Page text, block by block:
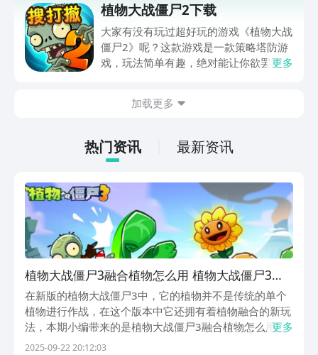
都有独特的能力和技能，你需要巧妙地运
用它们来保卫你的家园。《植物大战僵尸
1》不仅有刺激的关卡挑战，还有趣味十
足的迷你游戏等待着你的探索。而且，这
个经典的游戏，不妨点击文章中的下载链
1》的精彩。赶快行动起来吧，让我们一
起拯救这个疯狂的僵尸世界！
植物大战僵尸2下载
大家有没有玩过超好玩的游戏《植物大战
僵尸2》呢？这款游戏是一款策略塔防游
戏，玩法简单有趣，绝对能让你欲罢不
载”，一定会有很多下载资源等着你哦！
行战斗和冒险，通过不同的关卡挑战和解
谜，感受到无穷的乐趣。游戏画面精致，
尸的世界中。快来下载《植物大战僵尸
2》吧，和你的小伙伴一起组建最强大的
植物防线，保卫家园，展现你的策略和智
慧！
更多
加载更多
热门资讯 最新资讯
植物大战僵尸3融合植物怎么用 植物大战僵尸3融
合植物获得方法
在新版的植物大战僵尸3中，它的植物并不是传统的单个
植物进行作战，在这个版本中它还拥有着植物融合的新玩
法，本期小编带来的是植物大战僵尸3融合植物怎么用，
植物大战僵尸3的植物不仅仅有传统的植物，还有着其他
更多
2025-09-22 20:12:03